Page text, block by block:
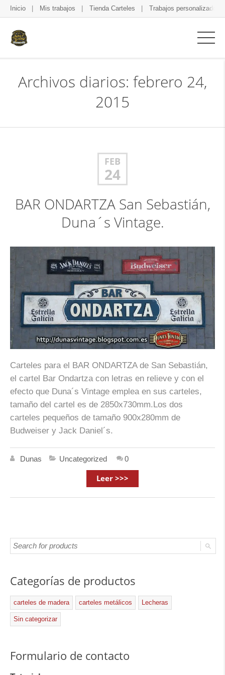
Inicio Mis trabajos Tienda Carteles Trabajos personalizados
Archivos diarios: febrero 24,
2015
FEB
24
BAR ONDARTZA San Sebastián,
Duna´s Vintage.
Carteles para el BAR ONDARTZA de San Sebastián,
el cartel Bar Ondartza con letras en relieve y con el
efecto que Duna´s Vintage emplea en sus carteles,
tamaño del cartel es de 2850x730mm.Los dos
carteles pequeños de tamaño 900x280mm de
Budweiser y Jack Daniel´s.
Dunas Uncategorized 0
Leer >>>
Categorías de productos
carteles de madera carteles metálicos Lecheras
Sin categorizar
Formulario de contacto